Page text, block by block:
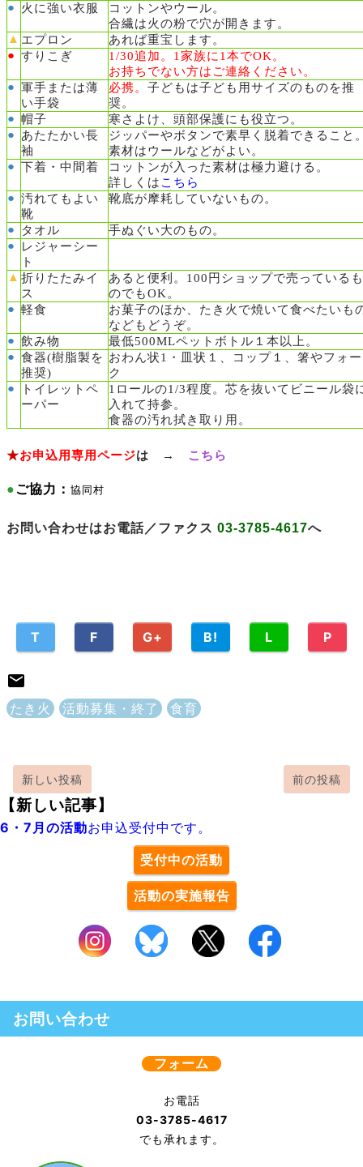
●
火に強い衣服
コットンやウール。
合繊は火の粉で穴が開きます。
▲ エプロン
あれば重宝します。
● すりこぎ
1/30追加。1家族に1本でOK。
お持ちでない方はご連絡ください。
● 軍手または薄
い手袋
必携。 子どもは子ども用サイズのものを推
奨。
● 帽子
寒さよけ、頭部保護にも役立つ。
●
あたたかい長
袖
ジッパーやボタンで素早く脱着できること
素材はウールなどがよい。
● 下着・中間着
コットンが入った素材は極力避ける。
詳しくは こちら
● 汚れてもよい
靴
靴底が摩耗していないもの。
● タオル
手ぬぐい大のもの。
●
レジャーシー
ト
▲ 折りたたみイ
ス
あると便利。100円ショップで売っているも
のでもOK。
● 軽食
お菓子のほか、たき火で焼いて食べたいも
などもどうぞ。
● 飲み物
最低500MLペットボトル１本以上。
● 食器(樹脂製を
推奨)
おわん状1・皿状１、コップ１、箸やフォー
ク
●
トイレットペ
ーパー
1ロールの1/3程度。芯を抜いてビニール袋
入れて持参。
食器の汚れ拭き取り用。
★お申込用専用ページは → こちら
●ご協力： 協同村
お問い合わせはお電話／ファクス 03-3785-4617へ
T F G+ B! L P
たき火 活動募集・終了 食育
新しい投稿 前の投稿
【新しい記事】
6・7月の活動お申込受付中です。
受付中の活動
活動の実施報告
お問い合わせ
フォーム
お電話
03-3785-4617
でも承れます。